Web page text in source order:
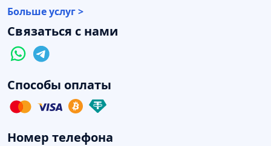
Больше услуг >
Связаться с нами
Способы оплаты
Номер телефона